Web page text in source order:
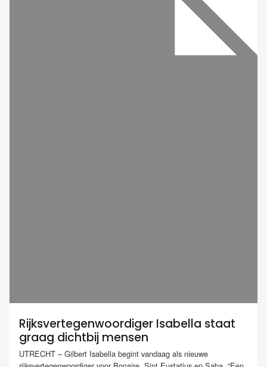
Rijksvertegenwoordiger Isabella staat
graag dichtbij mensen
UTRECHT – Gilbert Isabella begint vandaag als nieuwe